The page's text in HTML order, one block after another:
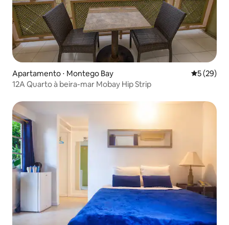
Apartamento ⋅ Montego Bay 5 de uma
5 (29)
12A Quarto à beira-mar Mobay Hip Strip